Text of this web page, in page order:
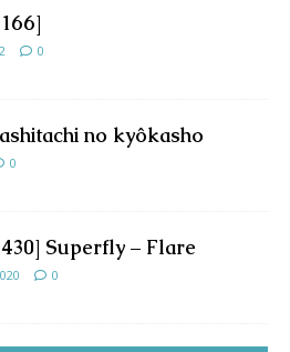
0
no kyôkasho
0
Superfly – Flare
0